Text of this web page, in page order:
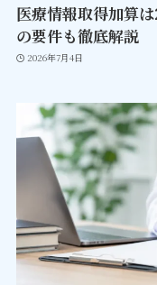
医療情報取得加算
の要件も徹底解説
2026年7月4日